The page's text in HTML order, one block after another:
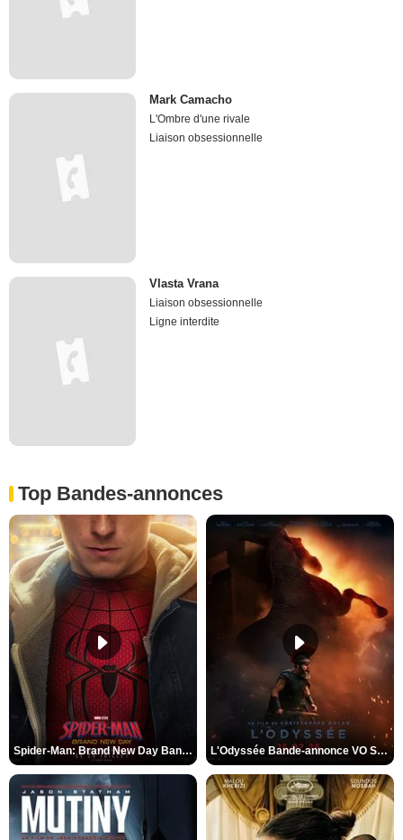
Mark Camacho
L'Ombre d'une rivale
Liaison obsessionnelle
Vlasta Vrana
Liaison obsessionnelle
Ligne interdite
Top Bandes-annonces
Spider-Man: Brand New Day Bande-annonce VO STFR L'Odyssée Bande-annonce VO STFR